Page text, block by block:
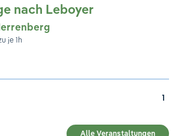
nach Leboyer
je 1h
1
Alle Veranstaltungen